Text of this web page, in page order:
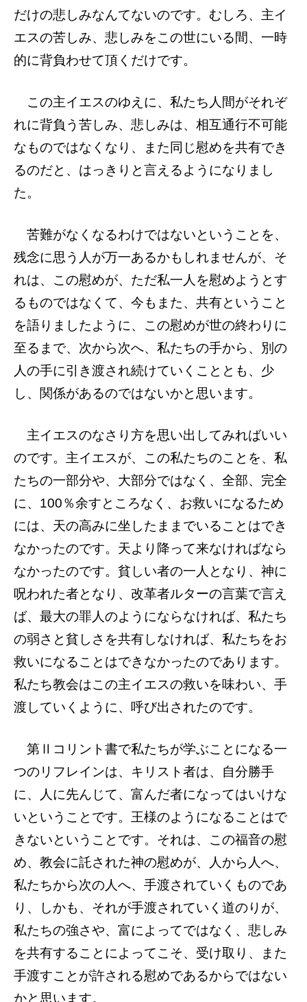
だけの悲しみなんてないのです。むしろ、主イ
エスの苦しみ、悲しみをこの世にいる間、一時
的に背負わせて頂くだけです。
この主イエスのゆえに、私たち人間がそれぞ
れに背負う苦しみ、悲しみは、相互通行不可能
なものではなくなり、また同じ慰めを共有でき
るのだと、はっきりと言えるようになりまし
た。
苦難がなくなるわけではないということを、
残念に思う人が万一あるかもしれませんが、そ
れは、この慰めが、ただ私一人を慰めようとす
るものではなくて、今もまた、共有ということ
を語りましたように、この慰めが世の終わりに
至るまで、次から次へ、私たちの手から、別の
人の手に引き渡され続けていくこととも、少
し、関係があるのではないかと思います。
主イエスのなさり方を思い出してみればいい
のです。主イエスが、この私たちのことを、私
たちの一部分や、大部分ではなく、全部、完全
に、100％余すところなく、お救いになるため
には、天の高みに坐したままでいることはでき
なかったのです。天より降って来なければなら
なかったのです。貧しい者の一人となり、神に
呪われた者となり、改革者ルターの言葉で言え
ば、最大の罪人のようにならなければ、私たち
の弱さと貧しさを共有しなければ、私たちをお
救いになることはできなかったのであります。
私たち教会はこの主イエスの救いを味わい、手
渡していくように、呼び出されたのです。
第Ⅱコリント書で私たちが学ぶことになる一
つのリフレインは、キリスト者は、自分勝手
に、人に先んじて、富んだ者になってはいけな
いということです。王様のようになることはで
きないということです。それは、この福音の慰
め、教会に託された神の慰めが、人から人へ、
私たちから次の人へ、手渡されていくものであ
り、しかも、それが手渡されていく道のりが、
私たちの強さや、富によってではなく、悲しみ
を共有することによってこそ、受け取り、また
手渡すことが許される慰めであるからではない
かと思います。